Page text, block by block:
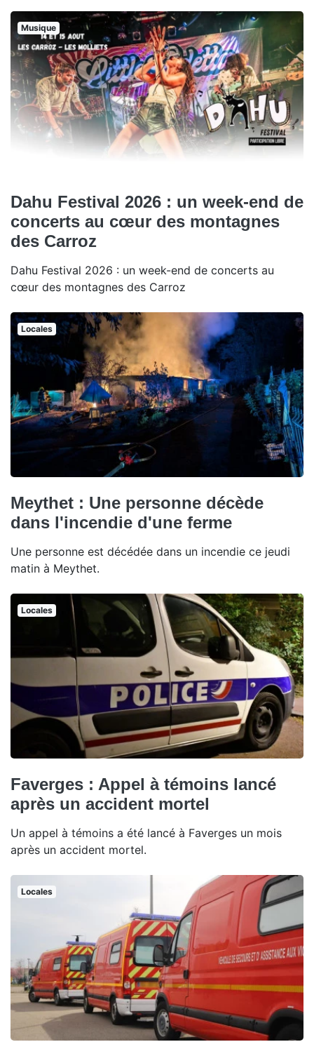
Musique
Dahu Festival 2026 : un week-end de
concerts au cœur des montagnes
des Carroz
Dahu Festival 2026 : un week-end de concerts au
cœur des montagnes des Carroz
Locales
Meythet : Une personne décède
dans l'incendie d'une ferme
Une personne est décédée dans un incendie ce jeudi
matin à Meythet.
Locales
Faverges : Appel à témoins lancé
après un accident mortel
Un appel à témoins a été lancé à Faverges un mois
après un accident mortel.
Locales